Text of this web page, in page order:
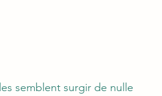
semblent surgir de nulle